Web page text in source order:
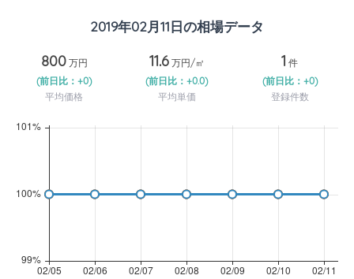
2019年02月11日の相場データ
800万円
(前日比：+0)
平均価格
11.6万円/㎡
(前日比：+0.0)
平均単価
1 件
(前日比：+0)
登録件数